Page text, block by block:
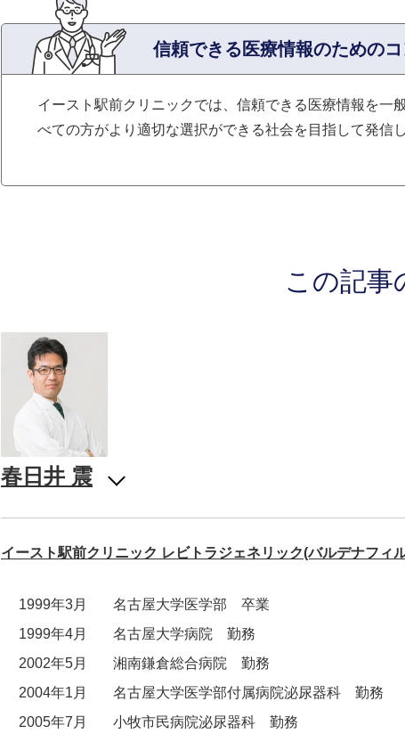
信頼できる医療情報のための
イースト駅前クリニックでは、信頼できる医療情報を一
べての方がより適切な選択ができる社会を目指して発信
この記事
春日井 震
イースト駅前クリニック レビトラジェネリック(バルデナフィ
1999年3月
名古屋大学医学部 卒業
1999年4月
名古屋大学病院 勤務
2002年5月
湘南鎌倉総合病院 勤務
2004年1月
名古屋大学医学部付属病院泌尿器科 勤務
2005年7月
小牧市民病院泌尿器科 勤務